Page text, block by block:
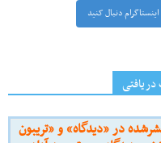
دنبال کنید
در «دیدگاه» و «تریبون